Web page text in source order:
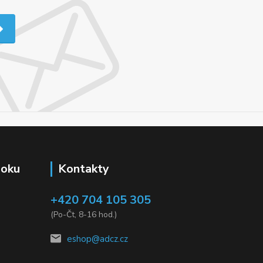
Kontakty
+420 704 105 305
(Po-Čt, 8-16 hod.)
eshop@adcz.cz